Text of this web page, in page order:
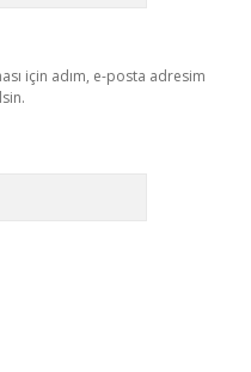
için adım, e-posta adresim